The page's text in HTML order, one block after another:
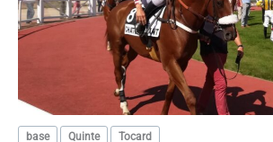
base Quinte Tocard